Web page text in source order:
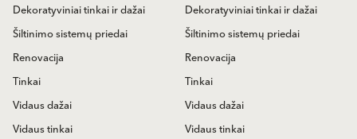
Dekoratyviniai tinkai ir dažai
Šiltinimo sistemų priedai
Renovacija
Tinkai
Vidaus dažai
Vidaus tinkai
Dekoratyviniai tinkai ir dažai
Šiltinimo sistemų priedai
Renovacija
Tinkai
Vidaus dažai
Vidaus tinkai